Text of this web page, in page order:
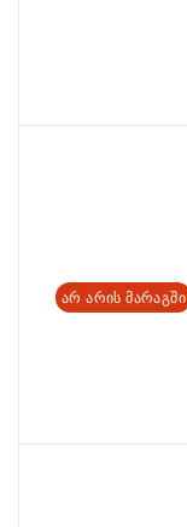
ᲐᲠ ᲐᲠᲘᲡ ᲛᲐᲠᲐᲒᲨᲘ